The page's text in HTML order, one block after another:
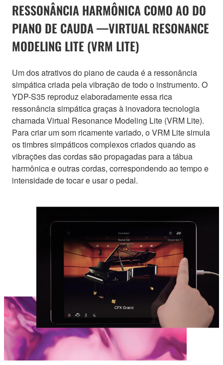
RESSONÂNCIA HARMÔNICA COMO AO DO
PIANO DE CAUDA —VIRTUAL RESONANCE
MODELING LITE (VRM LITE)
Um dos atrativos do piano de cauda é a ressonância
simpática criada pela vibração de todo o instrumento. O
YDP-S35 reproduz elaboradamente essa rica
ressonância simpática graças à inovadora tecnologia
chamada Virtual Resonance Modeling Lite (VRM Lite).
Para criar um som ricamente variado, o VRM Lite simula
os timbres simpáticos complexos criados quando as
vibrações das cordas são propagadas para a tábua
harmônica e outras cordas, correspondendo ao tempo e
intensidade de tocar e usar o pedal.